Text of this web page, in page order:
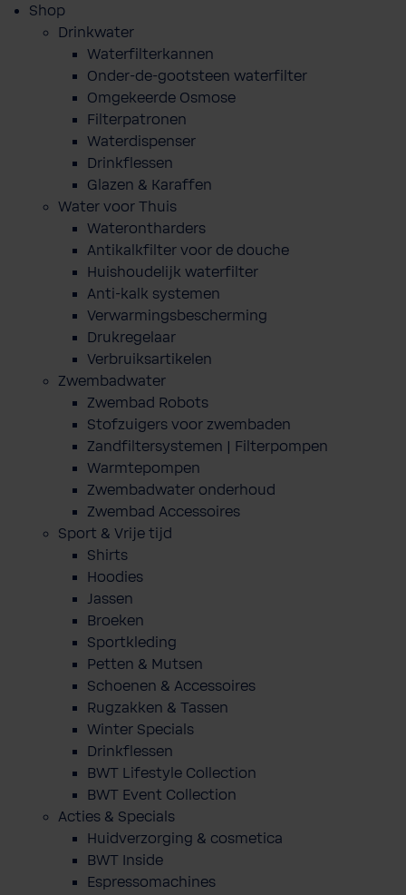
Shop
Drinkwater
Waterfilterkannen
Onder-de-gootsteen waterfilter
Omgekeerde Osmose
Filterpatronen
Waterdispenser
Drinkflessen
Glazen & Karaffen
Water voor Thuis
Waterontharders
Antikalkfilter voor de douche
Huishoudelijk waterfilter
Anti-kalk systemen
Verwarmingsbescherming
Drukregelaar
Verbruiksartikelen
Zwembadwater
Zwembad Robots
Stofzuigers voor zwembaden
Zandfiltersystemen | Filterpompen
Warmtepompen
Zwembadwater onderhoud
Zwembad Accessoires
Sport & Vrije tijd
Shirts
Hoodies
Jassen
Broeken
Sportkleding
Petten & Mutsen
Schoenen & Accessoires
Rugzakken & Tassen
Winter Specials
Drinkflessen
BWT Lifestyle Collection
BWT Event Collection
Acties & Specials
Huidverzorging & cosmetica
BWT Inside
Espressomachines